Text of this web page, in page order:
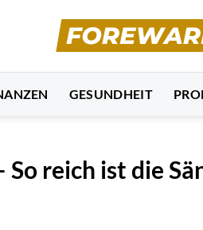
GESUNDHEIT
reich ist die